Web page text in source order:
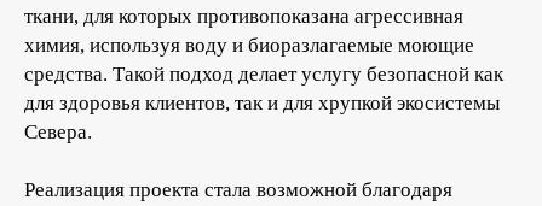
ткани, для которых противопоказана агрессивная
химия, используя воду и биоразлагаемые моющие
средства. Такой подход делает услугу безопасной как
для здоровья клиентов, так и для хрупкой экосистемы
Севера.
Реализация проекта стала возможной благодаря